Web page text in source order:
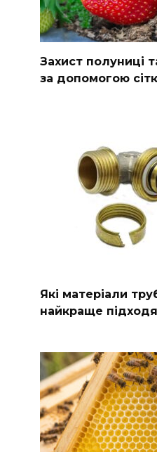
Захист полуниці
за допомогою
Які матеріали
найкраще